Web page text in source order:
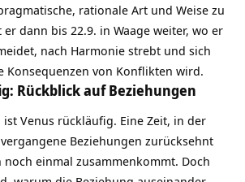
rationale Art und Weise zu
er dann bis 22.9. in Waage weiter, wo er
nach Harmonie strebt und sich
Konsequenzen von Konflikten wird.
Rückblick auf Beziehungen
ist Venus rückläufig. Eine Zeit, in der
Beziehungen zurücksehnt
einmal zusammenkommt. Doch